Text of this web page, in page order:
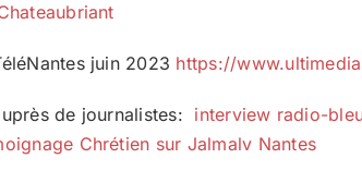
juin 2023 https://
de journalistes: interview radio-
Chrétien sur Jalmalv Nantes